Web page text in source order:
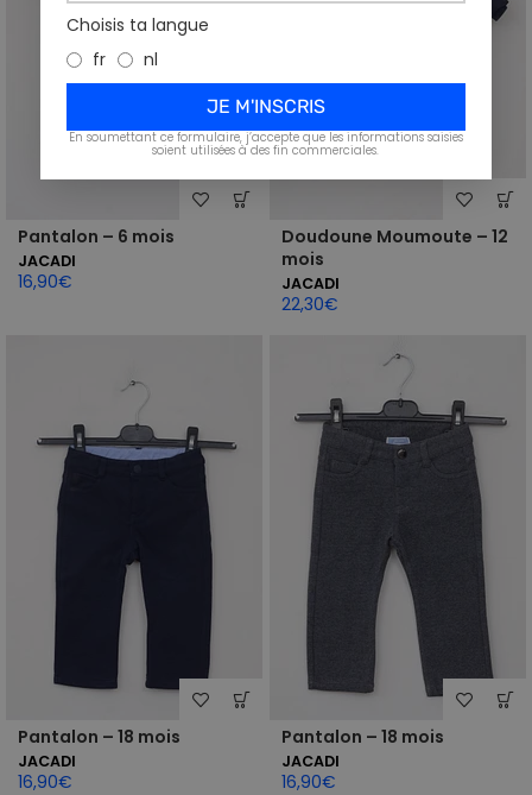
Pantalon – 6 mois
JACADI
16,90€
Doudoune Moumoute – 12
mois
JACADI
22,30€
Pantalon – 18 mois
JACADI
16,90€
Pantalon – 18 mois
JACADI
16,90€
Choisis ta langue
fr
nl
JE M'INSCRIS
En soumettant ce formulaire, j’accepte que les informations saisies
soient utilisées à des fin commerciales.